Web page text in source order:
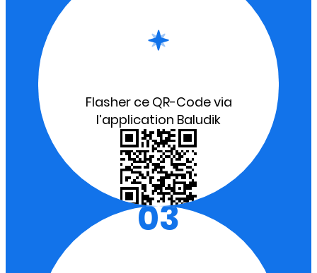
Flasher ce QR-Code via
l’application Baludik
03